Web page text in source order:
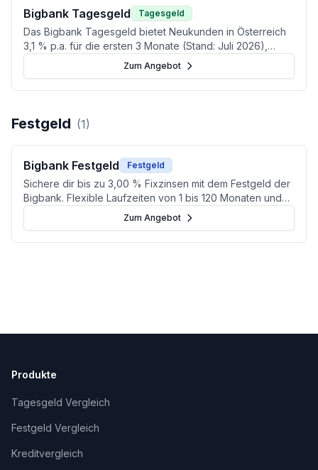
Bigbank Tagesgeld Tagesgeld
Das Bigbank Tagesgeld bietet Neukunden in Österreich
3,1 % p.a. für die ersten 3 Monate (Stand: Juli 2026),
danach 2,1 % p.a. dauerhaft – ohne Mindestanlage, ohne
Kontoführungsgebühren. Jetzt Konditionen vergleichen.
Zum Angebot
Festgeld (1)
Bigbank Festgeld Festgeld
Sichere dir bis zu 3,00 % Fixzinsen mit dem Festgeld der
Bigbank. Flexible Laufzeiten von 1 bis 120 Monaten und
automatischer KESt-Abzug für österreichische Sparer.
Zum Angebot
Produkte
Tagesgeld Vergleich
Festgeld Vergleich
Kreditvergleich